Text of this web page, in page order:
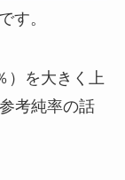
す。
）を大きく上
考純率の話